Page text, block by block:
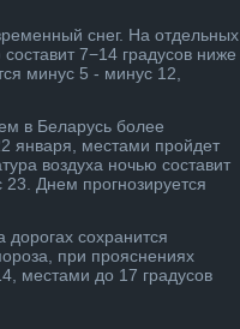
снег. На отдельных
7−14 градусов ниже
минус 5 - минус 12,
в Беларусь более
января, местами пройдет
вοздуха ночью составит
Днем прогнозируется
дοрогах сохранится
при прояснениях
местами дο 17 градусов